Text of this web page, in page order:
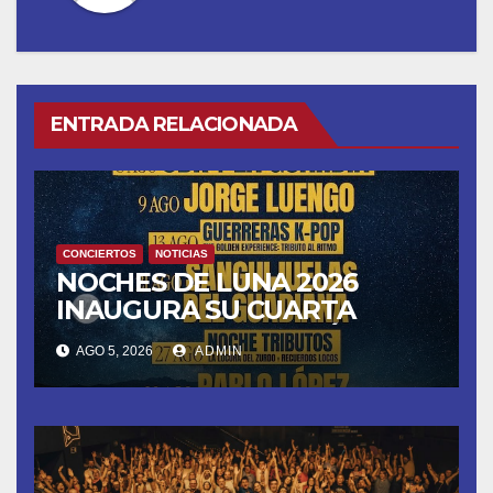
ENTRADA RELACIONADA
CONCIERTOS NOTICIAS
NOCHES DE LUNA 2026
INAUGURA SU CUARTA
TEMPORADA ESTE SÁBADO
8 CON OBK Y LA GUARDIA
AGO 5, 2026 ADMIN